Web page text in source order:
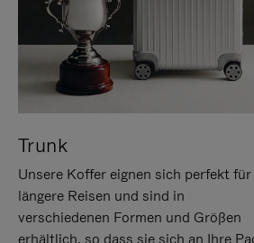
Trunk
Unsere Koffer eignen sich perfekt für
längere Reisen und sind in
verschiedenen Formen und Größen
erhältlich, so dass sie sich an Ihre